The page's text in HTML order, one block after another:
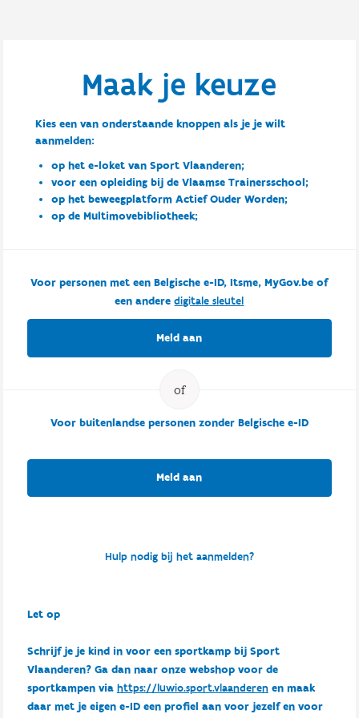
Maak je keuze
Kies een van onderstaande knoppen als je je wilt
aanmelden:
op het e-loket van Sport Vlaanderen;
voor een opleiding bij de Vlaamse Trainersschool;
op het beweegplatform Actief Ouder Worden;
op de Multimovebibliotheek;
Voor personen met een Belgische e-ID, Itsme, MyGov.be of
een anderedigitale sleutel
Meld aan
Voor buitenlandse personen zonder Belgische e-ID
Meld aan
Hulp nodig bij het aanmelden?
Let op
Schrijf je je kind in voor een sportkamp bij Sport
Vlaanderen? Ga dan naar onze webshop voor de
sportkampen via https://luwio.sport.vlaanderenen maak
daar met je eigen e-ID een profiel aan voor jezelf en voor